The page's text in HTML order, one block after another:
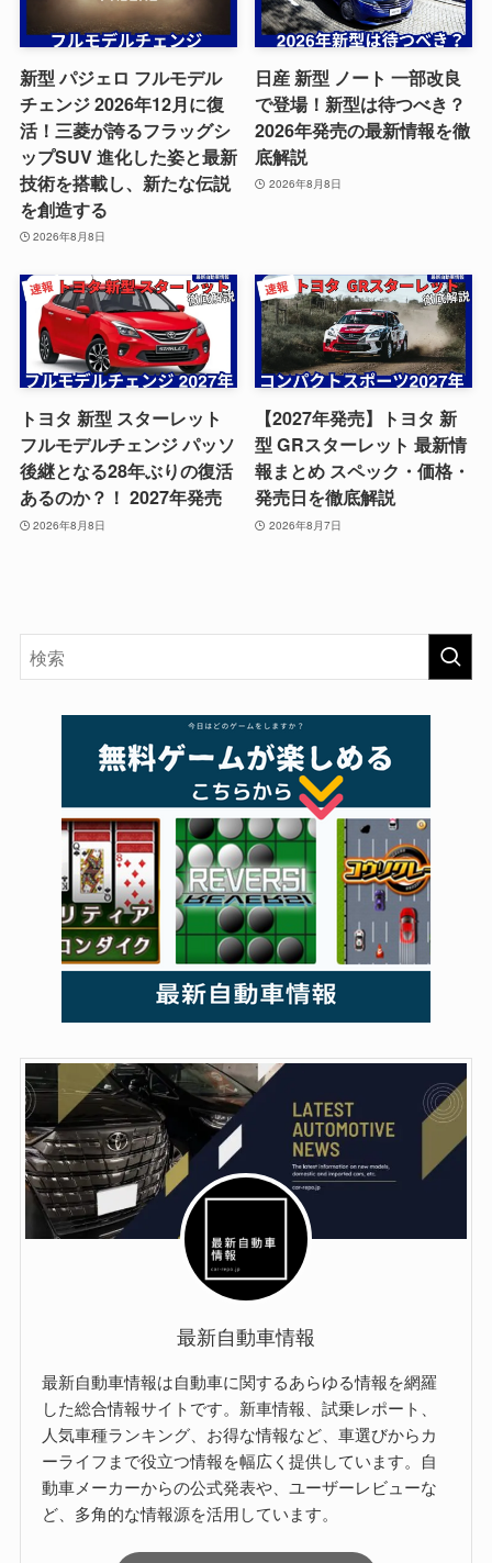
新型 パジェロ フルモデル
チェンジ 2026年12月に復
活！三菱が誇るフラッグシ
ップSUV 進化した姿と最新
技術を搭載し、新たな伝説
を創造する
2026年8月8日
日産 新型 ノート 一部改良
で登場！新型は待つべき？
2026年発売の最新情報を徹
底解説
2026年8月8日
トヨタ 新型 スターレット
フルモデルチェンジ パッソ
後継となる28年ぶりの復活
あるのか？！ 2027年発売
2026年8月8日
【2027年発売】トヨタ 新
型 GRスターレット 最新情
報まとめ スペック・価格・
発売日を徹底解説
2026年8月7日
最新自動車情報
最新自動車情報は自動車に関するあらゆる情報を網羅
した総合情報サイトです。新車情報、試乗レポート、
人気車種ランキング、お得な情報など、車選びからカ
ーライフまで役立つ情報を幅広く提供しています。自
動車メーカーからの公式発表や、ユーザーレビューな
ど、多角的な情報源を活用しています。